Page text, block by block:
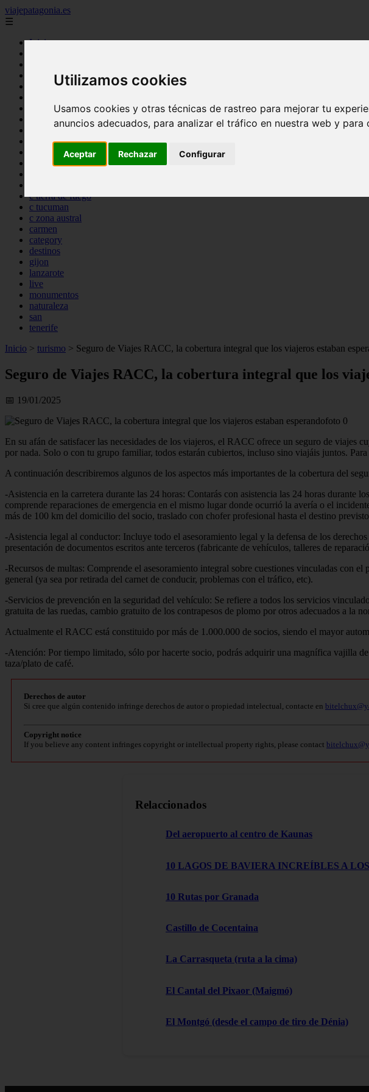
Utilizamos cookies
Usamos cookies y otras técnicas de rastreo para mejorar tu
anuncios adecuados, para analizar el tráfico en nuestra web y
Aceptar Rechazar Configurar
viajepatagonia.es
☰
Inicio
benidorm
c cordoba
c entre rios
c generalidades del pais
c mendoza
c neuquen
c provincias
c tierra de fuego
c tucuman
c zona austral
carmen
category
destinos
gijon
lanzarote
live
monumentos
naturaleza
san
tenerife
Inicio > turismo > Seguro de Viajes RACC, la cobertura integral que los viajeros estaban
Seguro de Viajes RACC, la cobertura integral que los
📅 19/01/2025
En su afán de satisfacer las necesidades de los viajeros, el RACC ofrece un seguro de viajes
por nada. Solo o con tu grupo familiar, todos estarán cubiertos, incluso sino viajáis juntos.
A continuación describiremos algunos de los aspectos más importantes de la cobertura del
-Asistencia en la carretera durante las 24 horas: Contarás con asistencia las 24 horas durante
comprende reparaciones de emergencia en el mismo lugar donde ocurrió la avería o el
más de 100 km del domicilio del socio, traslado con chofer profesional hasta el destino
-Asistencia legal al conductor: Incluye todo el asesoramiento legal y la defensa de los
presentación de documentos escritos ante terceros (fabricante de vehículos, talleres de
-Recursos de multas: Comprende el asesoramiento integral sobre cuestiones vinculadas con
general (ya sea por retirada del carnet de conducir, problemas con el tráfico, etc).
-Servicios de prevención en la seguridad del vehículo: Se refiere a todos los servicios
gratuita de las ruedas, cambio gratuito de los contrapesos de plomo por otros adecuados a la
Actualmente el RACC está constituido por más de 1.000.000 de socios, siendo el mayor
-Atención: Por tiempo limitado, sólo por hacerte socio, podrás adquirir una magnífica vajilla
taza/plato de café.
Derechos de autor
Si cree que algún contenido infringe derechos de autor o propiedad intelectual, contacte en
Copyright notice
If you believe any content infringes copyright or intellectual property rights, please contact
Relaccionados
Del aeropuerto al centro de Kaunas
10 LAGOS DE BAVIERA INCREÍBLES A
10 Rutas por Granada
Castillo de Cocentaina
La Carrasqueta (ruta a la cima)
El Cantal del Pixaor (Maigmó)
El Montgó (desde el campo de tiro de Dénia)